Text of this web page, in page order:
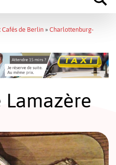
Cafés de Berlin » Charlottenburg-
Lamazère